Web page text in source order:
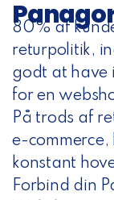
80% af
returpolitik,
godt at have
for en
På trods af
e-commerce,
konstant
Forbind din